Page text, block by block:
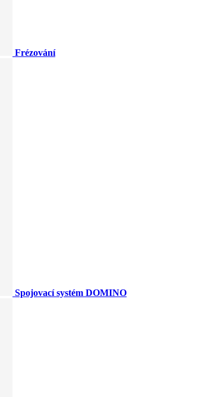
Frézování
Spojovací systém DOMINO